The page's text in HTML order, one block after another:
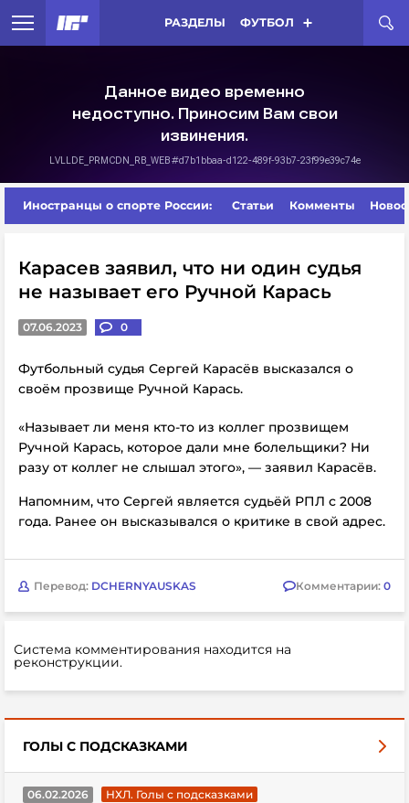
РАЗДЕЛЫ ФУТБОЛ
Иностранцы о спорте России: Статьи Комменты
Карасев заявил, что ни один судья
не называет его Ручной Карась
07.06.2023 0
Футбольный судья Сергей Карасёв высказался о
своём прозвище Ручной Карась.
«Называет ли меня кто-то из коллег прозвищем
Ручной Карась, которое дали мне болельщики? Ни
разу от коллег не слышал этого», — заявил Карасёв.
Напомним, что Сергей является судьёй РПЛ с 2008
года. Ранее он высказывался о критике в свой адрес.
Перевод: DCHERNYAUSKAS Комментарии: 0
Система комментирования находится на
реконструкции.
ГОЛЫ С ПОДСКАЗКАМИ
06.02.2026
НХЛ. Голы с подсказками